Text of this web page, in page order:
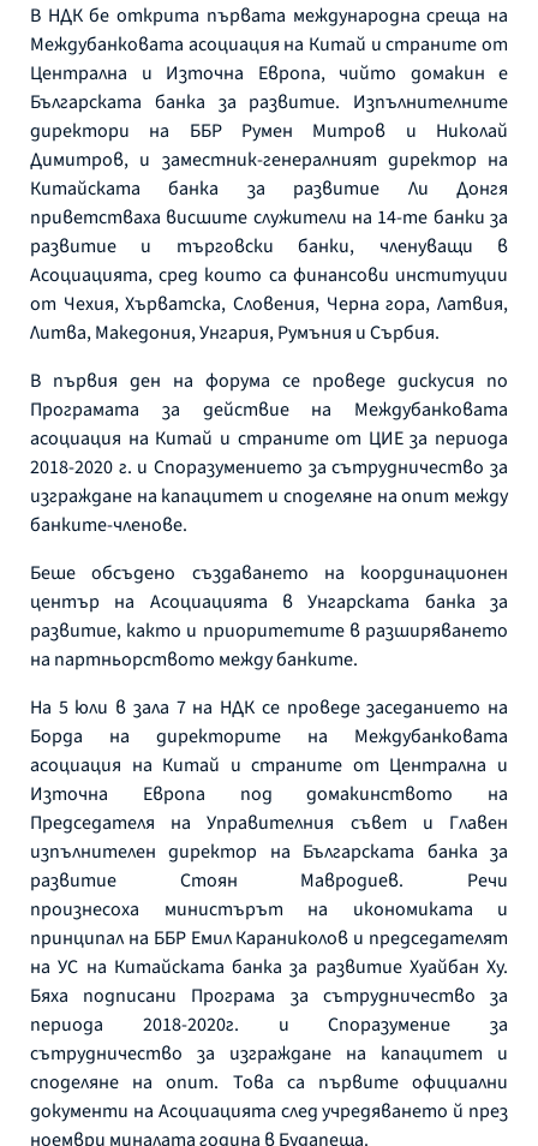
В НДК бе открита първата международна среща на
Междубанковата асоциация на Китай и страните от
Централна и Източна Европа, чийто домакин е
Българската банка за развитие. Изпълнителните
директори на ББР Румен Митров и Николай
Димитров, и заместник-генералният директор на
Китайската банка за развитие Ли Донгя
приветстваха висшите служители на 14-те банки за
развитие и търговски банки, членуващи в
Асоциацията, сред които са финансови институции
от Чехия, Хърватска, Словения, Черна гора, Латвия,
Литва, Македония, Унгария, Румъния и Сърбия.
В първия ден на форума се проведе дискусия по
Програмата за действие на Междубанковата
асоциация на Китай и страните от ЦИЕ за периода
2018-2020 г. и Споразумението за сътрудничество за
изграждане на капацитет и споделяне на опит между
банките-членове.
Беше обсъдено създаването на координационен
център на Асоциацията в Унгарската банка за
развитие, както и приоритетите в разширяването
на партньорството между банките.
На 5 юли в зала 7 на НДК се проведе заседанието на
Борда на директорите на Междубанковата
асоциация на Китай и страните от Централна и
Източна Европа под домакинството на
Председателя на Управителния съвет и Главен
изпълнителен директор на Българската банка за
развитие Стоян Мавродиев. Речи
произнесоха министърът на икономиката и
принципал на ББР Емил Караниколов и председателят
на УС на Китайската банка за развитие Хуайбан Ху.
Бяха подписани Програма за сътрудничество за
периода 2018-2020г. и Споразумение за
сътрудничество за изграждане на капацитет и
споделяне на опит. Това са първите официални
документи на Асоциацията след учредяването й през
ноември миналата година в Будапеща.